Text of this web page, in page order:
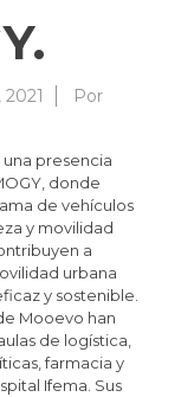
Por
presencia
donde
de vehículos
y movilidad
a
urbana
y sostenible.
Mooevo han
de logística,
farmacia y
Ifema. Sus